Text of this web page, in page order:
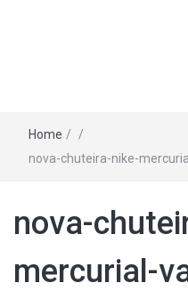
Home /
/
nova-chuteira-nike-
nova-
mercurial-